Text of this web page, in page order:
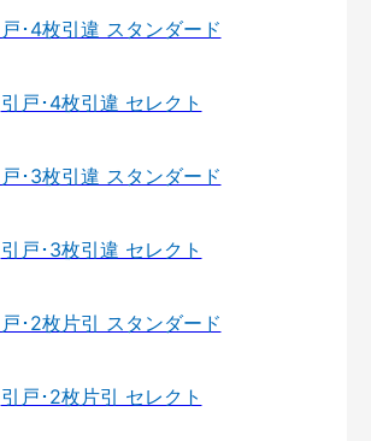
･4枚引違 スタンダード
引戸･4枚引違 セレクト
･3枚引違 スタンダード
引戸･3枚引違 セレクト
･2枚片引 スタンダード
引戸･2枚片引 セレクト